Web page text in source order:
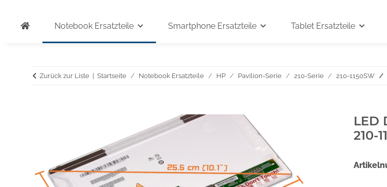
Notebook Ersatzteile Smartphone Ersatzteile Tablet Ersatzteile
Zurück zur Liste Startseite Notebook Ersatzteile HP Pavilion-Serie 210-Serie 210-1150SW
LED
210-